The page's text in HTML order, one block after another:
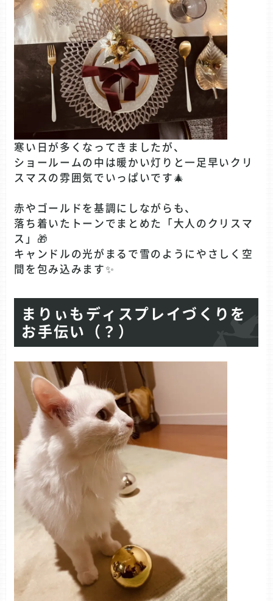
寒い日が多くなってきましたが、
ショールームの中は暖かい灯りと一足早いクリ
スマスの雰囲気でいっぱいです🎄
赤やゴールドを基調にしながらも、
落ち着いたトーンでまとめた「大人のクリスマ
ス」🎁
キャンドルの光がまるで雪のようにやさしく空
間を包み込みます✨
まりぃもディスプレイづくりを
お手伝い（？）